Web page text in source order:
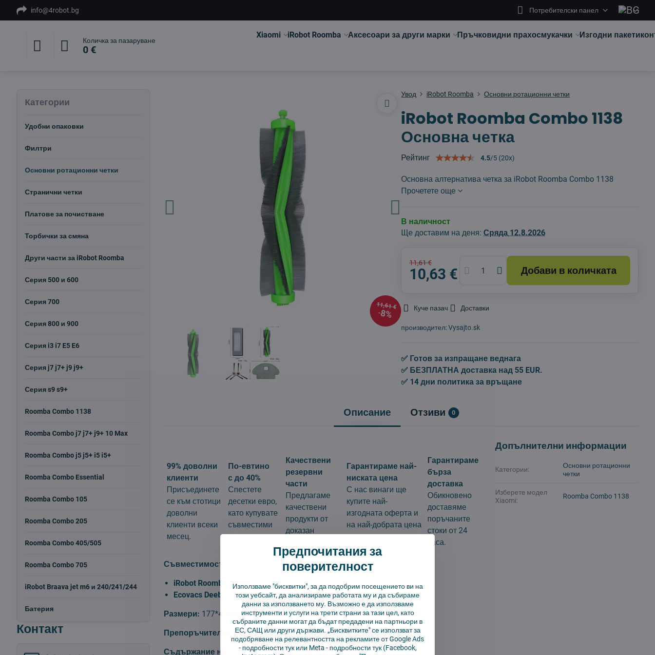
info@4robot.bg Потребителски панел
Количка за пазаруване
0 €
Xiaomi iRobot Roomba Аксесоари за други марки Пръчковидни прахосмукачки Изгодни пакети
11,61 €
8%
Увод iRobot Roomba Основни ротационни четки
iRobot Roomba Combo 1138
Основна четка
Рейтинг 4.5/5 (20x)
Основна алтернатива четка за iRobot Roomba Combo 1138
Прочетете още
В наличност
Ще доставим на деня:Сряда 12.8.2026
11,61 €
10,63 € Добави в количката
Куче пазач Доставки
производител:Vysajto.sk
✅ Готов за изпращане веднага
✅ БЕЗПЛАТНА доставка над 55 EUR.
✅ 14 дни политика за връщане
Описание Отзиви 0
99% доволни
клиенти
Присъединете
се към стотици
доволни
клиенти всеки
месец.
По-евтино
с до 40%
Спестете
десетки евро,
като купувате
съвместими
части.
Качествени
резервни
части
Предлагаме
качествени
продукти от
доказан
Гарантираме най-
ниската цена
С нас винаги ще
купите най-
изгодната оферта и
на най-добрата цена
на пазара.
Гарантираме
бърза
доставка
Обикновено
доставяме
поръчаните
стоки от 24
часа.
Съвместимост:
iRobot Roomba Combo 1138
Ecovacs Deebot Ozmo 930
Размери: 177*40мм
Препоръчителна замяна: 3 месеца
Съдържание на опаковката:1 бр
Допълнителни информации
Категории:
Основни ротационни
четки
Изберете модел
Xiaomi:
Roomba Combo 1138
Категории
Удобни опаковки
Филтри
Основни ротационни четки
Странични четки
Платове за почистване
Торбички за смяна
Други части за iRobot Roomba
Серия 500 и 600
Серия 700
Серия 800 и 900
Серия i3 i7 E5 E6
Серия j7 j7+ j9 j9+
Серия s9 s9+
Roomba Combo 1138
Roomba Combo j7 j7+ j9+ 10 Max
Roomba Combo j5 j5+ i5 i5+
Roomba Combo Essential
Roomba Combo 105
Roomba Combo 205
Roomba Combo 405/505
Roomba Combo 705
iRobot Braava jet m6 и 240/241/244
Батерия
Контакт
Предпочитания за
поверителност
Използваме "бисквитки", за да подобрим посещението ви на
този уебсайт, да анализираме работата му и да събираме
данни за използването му. Възможно е да използваме
инструменти и услуги на трети страни за тази цел, като
събраните данни могат да бъдат предадени на партньори в
ЕС, САЩ или други държави. „Бисквитките" се използват за
подобряване на релевантността на рекламите от Google Ads
- подробности тукили Meta - подробности тук(Facebook,